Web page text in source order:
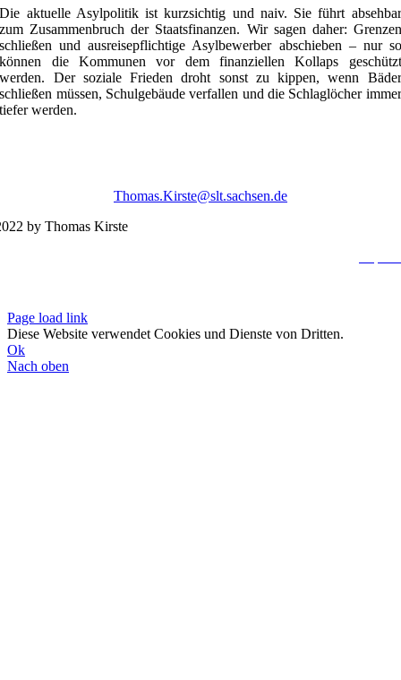
Die aktuelle Asylpolitik ist kurzsichtig und naiv. Sie führt absehbar
zum Zusammenbruch der Staatsfinanzen. Wir sagen daher: Grenzen
schließen und ausreisepflichtige Asylbewerber abschieben – nur so
können die Kommunen vor dem finanziellen Kollaps geschützt
werden. Der soziale Frieden droht sonst zu kippen, wenn Bäder
schließen müssen, Schulgebäude verfallen und die Schlaglöcher immer
tiefer werden.
Thomas.Kirste@slt.sachsen.de
by Thomas Kirste
Page load link
Diese Website verwendet Cookies und Dienste von Dritten.
Ok
Nach oben